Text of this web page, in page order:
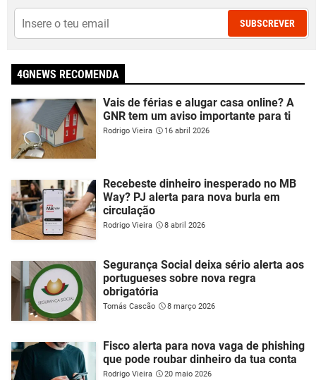
SUBSCREVER
4GNEWS RECOMENDA
Vais de férias e alugar casa online? A
GNR tem um aviso importante para ti
Rodrigo Vieira 16 abril 2026
Recebeste dinheiro inesperado no MB
Way? PJ alerta para nova burla em
circulação
Rodrigo Vieira 8 abril 2026
Segurança Social deixa sério alerta aos
portugueses sobre nova regra
obrigatória
Tomás Cascão 8 março 2026
Fisco alerta para nova vaga de phishing
que pode roubar dinheiro da tua conta
Rodrigo Vieira 20 maio 2026